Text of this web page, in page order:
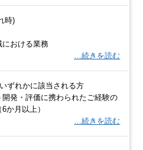
時)
における業務
…続きを読む
ずれかに該当される方
開発・評価に携わられたご経験の
か月以上）
…続きを読む